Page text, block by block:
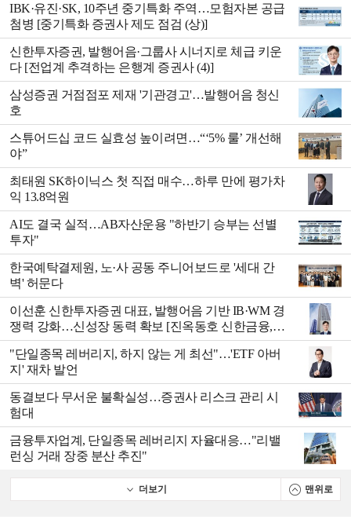
IBK·유진·SK, 10주년 중기특화 주역…모험자본 공급
첨병 [중기특화 증권사 제도 점검 (상)]
신한투자증권, 발행어음·그룹사 시너지로 체급 키운
다 [전업계 추격하는 은행계 증권사 (4)]
삼성증권 거점점포 제재 '기관경고'…발행어음 청신
호
스튜어드십 코드 실효성 높이려면…“‘5% 룰’ 개선해
야”
최태원 SK하이닉스 첫 직접 매수…하루 만에 평가차
익 13.8억원
AI도 결국 실적…AB자산운용 "하반기 승부는 선별
투자"
한국예탁결제원, 노·사 공동 주니어보드로 '세대 간
벽' 허문다
이선훈 신한투자증권 대표, 발행어음 기반 IB·WM 경
쟁력 강화…신성장 동력 확보 [진옥동호 신한금융,
부스트업 점검]
"단일종목 레버리지, 하지 않는 게 최선"…'ETF 아버
지' 재차 발언
동결보다 무서운 불확실성…증권사 리스크 관리 시
험대
금융투자업계, 단일종목 레버리지 자율대응…"리밸
런싱 거래 장중 분산 추진"
더보기 맨위로